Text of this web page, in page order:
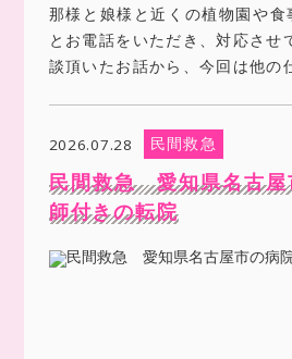
那様と娘様と近くの植物園や
とお電話をいただき、対応させ
談頂いたお話から、今回は他の
2026.07.28 民間救急
民間救急 愛知県名古屋
師付きの転院